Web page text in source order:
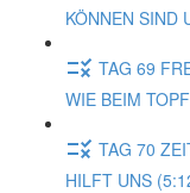
KÖNNEN SIND
TAG 69
WIE BEIM
TAG 70
HILFT UNS